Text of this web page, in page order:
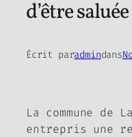
d’être saluée
Écrit paradmindans
La commune de
entrepris une